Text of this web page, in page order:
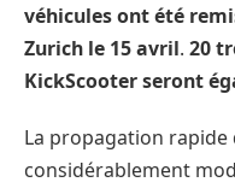
véhicules ont été
Zurich le 15 avril. 20
KickScooter seront
La propagation
considérablement